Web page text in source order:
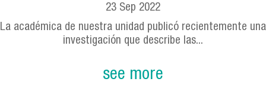
23 Sep 2022
La académica de nuestra unidad publicó recientemente una
investigación que describe las...
see more